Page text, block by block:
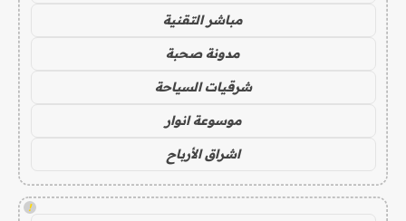
مباشر التقنية
مدونة صحبة
شرقيات السياحة
موسوعة انوار
اشراق الأرباح
!